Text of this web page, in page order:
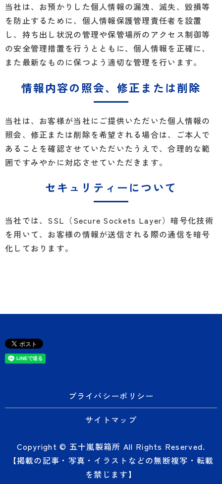
当社は、お預かりした個人情報の漏洩、滅失、毀損等
を防止するために、個人情報保護管理責任者を設置
し、持ち出し状況の管理や保管場所のアクセス制御等
の安全管理措置を行うとともに、個人情報を正確に、
また最新なものに保つよう適切な管理を行います。
情報内容の照会、修正または削除
当社は、お客様が当社にご提供いただいた個人情報の
照会、修正または削除を希望される場合は、ご本人で
あることを確認させていただいたうえで、合理的な範
囲ですみやかに対応させていただきます。
セキュリティーについて
当社では、SSL（Secure Sockets Layer）暗号化技術
を用いて、お客様の情報が送信される際の通信を暗号
化しております。
プライバシーポリシー
サイトマップ
Copyright © 五十嵐製箱所 All Rights Reserved.
【掲載の記事・写真・イラストなどの無断複写・転載
を禁じます】